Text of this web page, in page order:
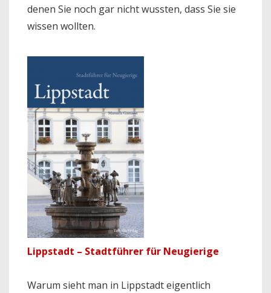
denen Sie noch gar nicht wussten, dass Sie sie
wissen wollten.
Lippstadt – Stadtführer für Neugierige
Warum sieht man in Lippstadt eigentlich